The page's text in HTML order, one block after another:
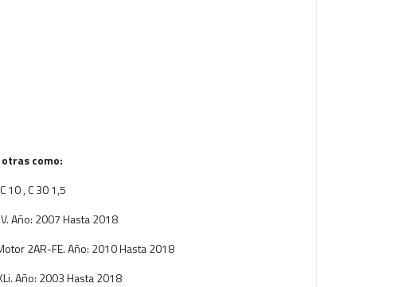
como:
10 , C 30 1,5
Año: 2007 Hasta 2018
2AR-FE. Año: 2010 Hasta 2018
Año: 2003 Hasta 2018